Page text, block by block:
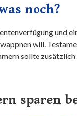
noch?
und
will.
sollte
sparen